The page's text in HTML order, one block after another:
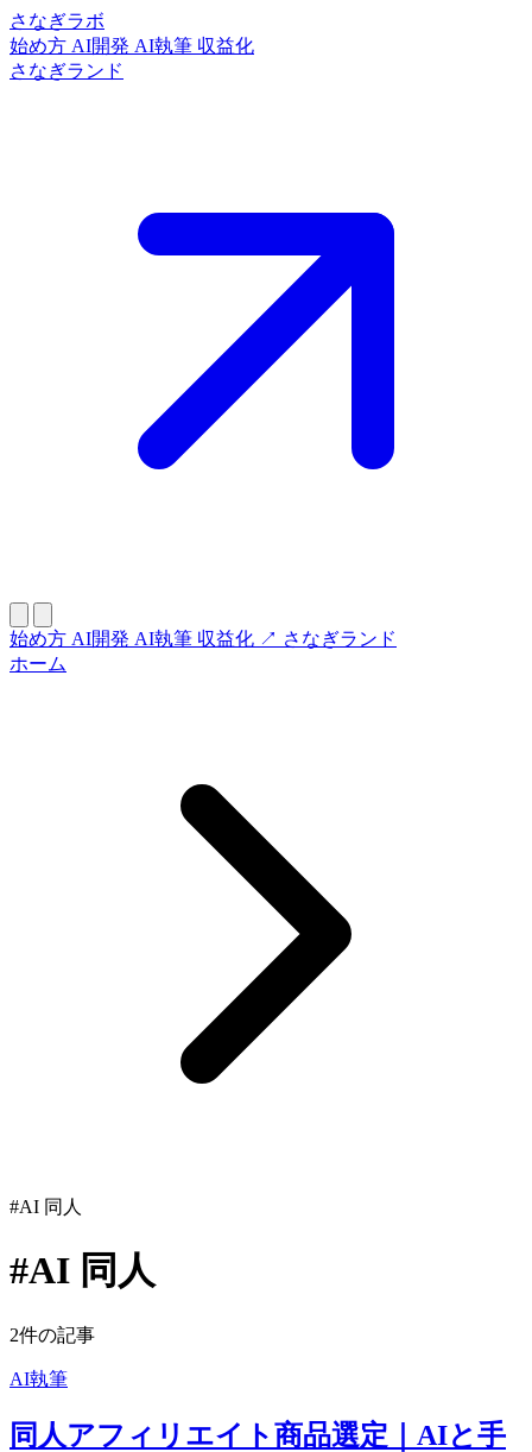
さなぎラボ
始め方 AI開発 AI執筆 収益化
さなぎランド
始め方 AI開発 AI執筆 収益化 ↗ さなぎランド
ホーム
#AI 同人
#AI 同人
2件の記事
AI執筆
同人アフィリエイト商品選定｜AIと手